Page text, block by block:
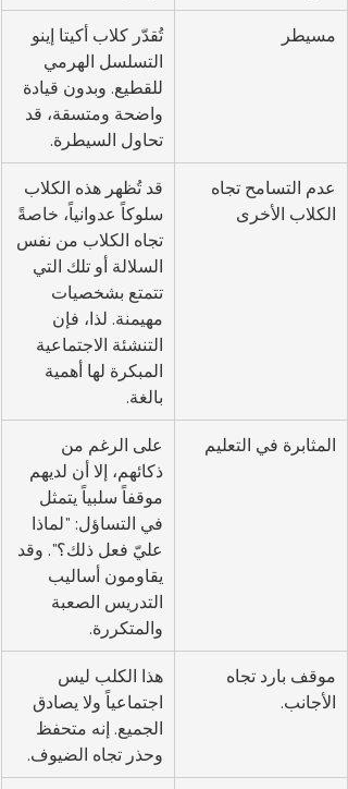
مسيطر
تُقدّر كلاب أكيتا إينو
التسلسل الهرمي
للقطيع. وبدون قيادة
واضحة ومتسقة، قد
تحاول السيطرة.
عدم التسامح تجاه
الكلاب الأخرى
قد تُظهر هذه الكلاب
سلوكاً عدوانياً، خاصةً
تجاه الكلاب من نفس
السلالة أو تلك التي
تتمتع بشخصيات
مهيمنة. لذا، فإن
التنشئة الاجتماعية
المبكرة لها أهمية
بالغة.
المثابرة في التعليم
على الرغم من
ذكائهم، إلا أن لديهم
موقفاً سلبياً يتمثل
في التساؤل: "لماذا
عليّ فعل ذلك؟". وقد
يقاومون أساليب
التدريس الصعبة
والمتكررة.
موقف بارد تجاه
الأجانب.
هذا الكلب ليس
اجتماعياً ولا يصادق
الجميع. إنه متحفظ
وحذر تجاه الضيوف.